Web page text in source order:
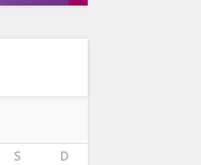
S D